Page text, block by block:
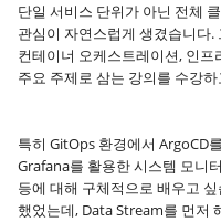
단일 서비스 단위가 아닌 전체
관심이 자연스럽게 생겼습니다
컨테이너 오케스트레이션, 인
주요 주제로 삼는 강의를 수강
특히 GitOps 환경에서 ArgoCD
Grafana를 활용한 시스템 모니
등에 대해 구체적으로 배우고
했었는데, Data Stream를 먼저